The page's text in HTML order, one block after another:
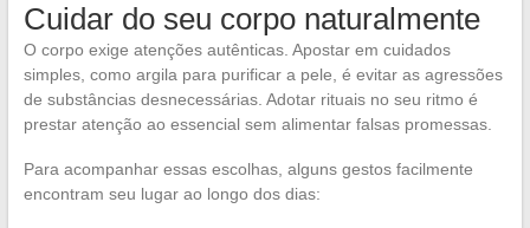
Cuidar do seu corpo naturalmente
O corpo exige atenções autênticas. Apostar em cuidados
simples, como argila para purificar a pele, é evitar as agressões
de substâncias desnecessárias. Adotar rituais no seu ritmo é
prestar atenção ao essencial sem alimentar falsas promessas.
Para acompanhar essas escolhas, alguns gestos facilmente
encontram seu lugar ao longo dos dias: